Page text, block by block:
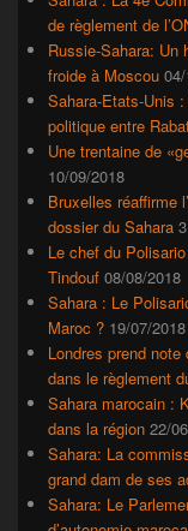
de règlement de
Russie-Sahara: Un
froide à Moscou
Sahara-Etats-Unis
politique entre
Une trentaine de
10/09/2018
Bruxelles réaffirme
dossier du Sahara
Le chef du
Tindouf 08/08/2018
Sahara : Le
Maroc ? 19/07/2018
Londres prend
dans le règlement
Sahara marocain :
dans la région 22/
Sahara: La
grand dam de ses
Sahara: Le